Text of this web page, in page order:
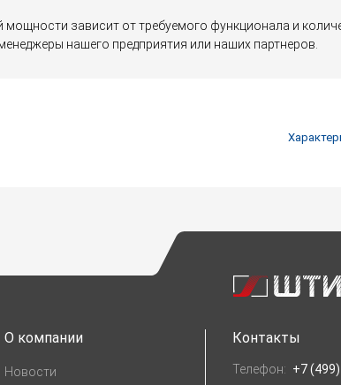
зависит от требуемого функционала и
нашего предприятия или наших партнеров.
О компании
Новости
Контакты
Телефон: +7